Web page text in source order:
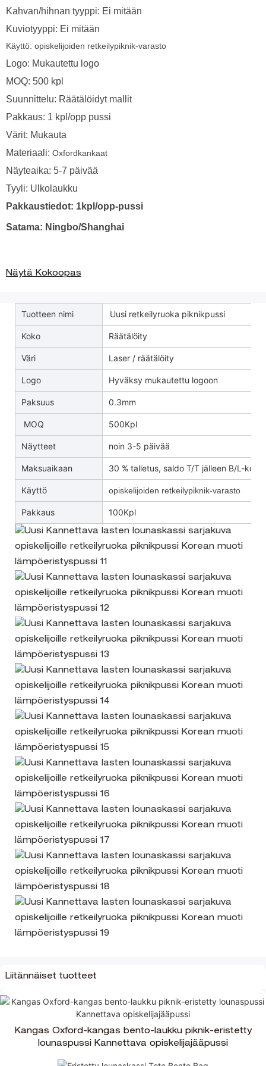
Kahvan/hihnan tyyppi: Ei mitään
Kuviotyyppi: Ei mitään
Käyttö: opiskelijoiden retkeilypiknik-varasto
Logo: Mukautettu logo
MOQ: 500 kpl
Suunnittelu: Räätälöidyt mallit
Pakkaus: 1 kpl/opp pussi
Värit: Mukauta
Materiaali: Oxfordkankaat
Näyteaika: 5-7 päivää
Tyyli: Ulkolaukku
Pakkaustiedot: 1kpl/opp-pussi
Satama: Ningbo/Shanghai
Näytä Kokoopas
Tuotteen nimi Uusi retkeilyruoka piknikpussi
Koko Räätälöity
Väri Laser / räätälöity
Logo Hyväksy mukautettu logoon
Paksuus 0.3mm
MOQ 500Kpl
Näytteet noin 3-5 päivää
Maksuaikaan 30 % talletus, saldo T/T jälleen B/L-kopio
Käyttö opiskelijoiden retkeilypiknik-varasto
Pakkaus 100Kpl
Liitännäiset tuotteet
Kangas Oxford-kangas bento-laukku piknik-eristetty
lounaspussi Kannettava opiskelijajääpussi